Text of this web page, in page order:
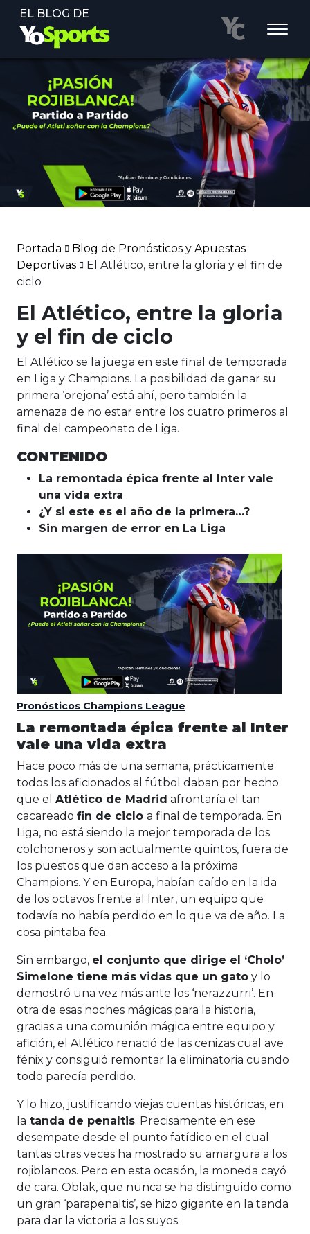
EL BLOG DE
Portada
Blog de Pronósticos y Apuestas
Deportivas
El Atlético, entre la gloria y el fin de
ciclo
El Atlético, entre la gloria
y el fin de ciclo
El Atlético se la juega en este final de temporada
en Liga y Champions. La posibilidad de ganar su
primera ‘orejona’ está ahí, pero también la
amenaza de no estar entre los cuatro primeros al
final del campeonato de Liga.
CONTENIDO
La remontada épica frente al Inter vale
una vida extra
¿Y si este es el año de la primera…?
Sin margen de error en La Liga
Pronósticos Champions League
La remontada épica frente al Inter
vale una vida extra
Hace poco más de una semana, prácticamente
todos los aficionados al fútbol daban por hecho
que el Atlético de Madrid afrontaría el tan
cacareado fin de ciclo a final de temporada. En
Liga, no está siendo la mejor temporada de los
colchoneros y son actualmente quintos, fuera de
los puestos que dan acceso a la próxima
Champions. Y en Europa, habían caído en la ida
de los octavos frente al Inter, un equipo que
todavía no había perdido en lo que va de año. La
cosa pintaba fea.
Sin embargo, el conjunto que dirige el ‘Cholo’
Simelone tiene más vidas que un gato y lo
demostró una vez más ante los ‘nerazzurri’. En
otra de esas noches mágicas para la historia,
gracias a una comunión mágica entre equipo y
afición, el Atlético renació de las cenizas cual ave
fénix y consiguió remontar la eliminatoria cuando
todo parecía perdido.
Y lo hizo, justificando viejas cuentas históricas, en
la tanda de penaltis. Precisamente en ese
desempate desde el punto fatídico en el cual
tantas otras veces ha mostrado su amargura a los
rojiblancos. Pero en esta ocasión, la moneda cayó
de cara. Oblak, que nunca se ha distinguido como
un gran ‘parapenaltis’, se hizo gigante en la tanda
para dar la victoria a los suyos.